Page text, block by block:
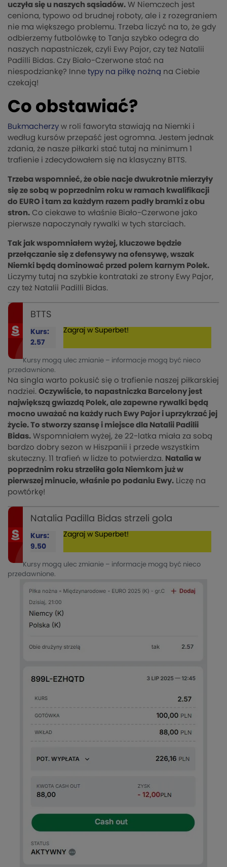
uczyła się u naszych sąsiadów. W Niemczech jest
ceniona, typowo od brudnej roboty, ale i z rozegraniem
nie ma większego problemu. Trzeba liczyć na to, że gdy
odbierzemy futbolówkę to Tanja szybko odegra do
naszych napastniczek, czyli Ewy Pajor, czy też Natalii
Padilli Bidas. Czy Biało-Czerwone stać na
niespodziankę? Inne typy na piłkę nożną na Ciebie
czekają!
Co obstawiać?
Bukmacherzy w roli faworyta stawiają na Niemki i
według kursów przepaść jest ogromna. Jestem jednak
zdania, że nasze piłkarki stać tutaj na minimum 1
trafienie i zdecydowałem się na klasyczny BTTS.
Trzeba wspomnieć, że obie nacje dwukrotnie mierzyły
się ze sobą w poprzednim roku w ramach kwalifikacji
do EURO i tam za każdym razem padły bramki z obu
stron. Co ciekawe to właśnie Biało-Czerwone jako
pierwsze napoczynały rywalki w tych starciach.
Tak jak wspomniałem wyżej, kluczowe będzie
przełączanie się z defensywy na ofensywę, wszak
Niemki będą dominować przed polem karnym Polek.
Liczymy tutaj na szybkie kontrataki ze strony Ewy Pajor,
czy też Natalii Padilli Bidas.
BTTS
Kurs:
2.57
Zagraj w Superbet!
Kursy mogą ulec zmianie – informacje mogą być nieco
przedawnione.
Na singla warto pokusić się o trafienie naszej piłkarskiej
nadziei. Oczywiście, to napastniczka Barcelony jest
największą gwiazdą Polek, ale zapewne rywalki będą
mocno uważać na każdy ruch Ewy Pajor i uprzykrzać jej
życie. To stworzy szansę i miejsce dla Natalii Padilii
Bidas. Wspomniałem wyżej, że 22-latka miała za sobą
bardzo dobry sezon w Hiszpanii i przede wszystkim
skuteczny. 11 trafień w lidze to potwierdza. Natalia w
poprzednim roku strzeliła gola Niemkom już w
pierwszej minucie, właśnie po podaniu Ewy. Liczę na
powtórkę!
Natalia Padilla Bidas strzeli gola
Kurs:
9.50
Zagraj w Superbet!
Kursy mogą ulec zmianie – informacje mogą być nieco
przedawnione.